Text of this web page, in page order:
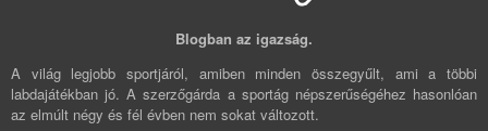
Blogban az igazság.
A világ legjobb sportjáról, amiben minden összegyűlt, ami a többi
labdajátékban jó. A szerzőgárda a sportág népszerűségéhez hasonlóan
az elmúlt négy és fél évben nem sokat változott.